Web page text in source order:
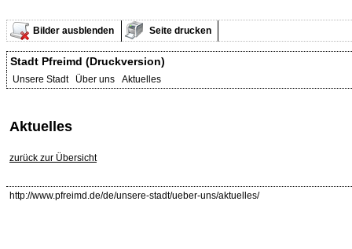
Bilder ausblenden Seite drucken
Stadt Pfreimd (Druckversion)
Unsere Stadt Über uns Aktuelles
Aktuelles
zurück zur Übersicht
http://www.pfreimd.de/de/unsere-stadt/ueber-uns/aktuelles/